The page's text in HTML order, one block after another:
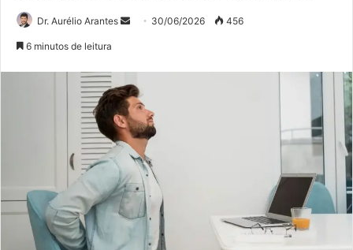
Dr. Aurélio Arantes
Mande30/06/2026 456
6 minutos de leitura